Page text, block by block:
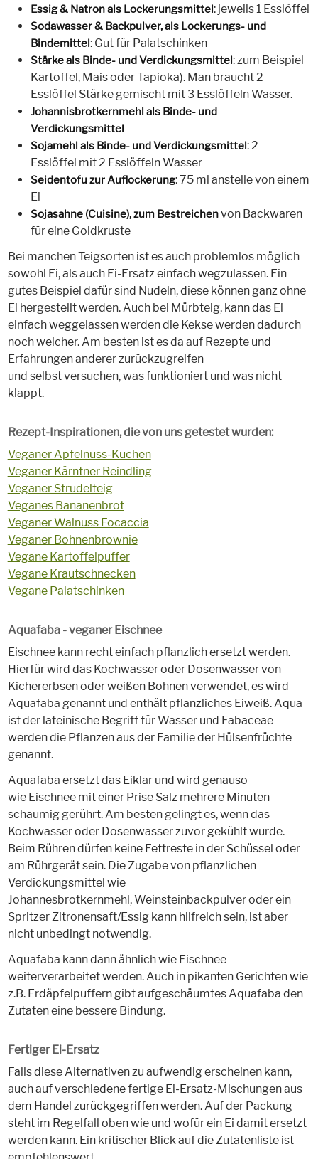
Essig & Natron als Lockerungsmittel: jeweils 1 Esslöffel
Sodawasser & Backpulver, als Lockerungs- und
Bindemittel: Gut für Palatschinken
Stärke als Binde- und Verdickungsmittel: zum Beispiel
Kartoffel, Mais oder Tapioka). Man braucht 2
Esslöffel Stärke gemischt mit 3 Esslöffeln Wasser.
Johannisbrotkernmehl als Binde- und
Verdickungsmittel
Sojamehl als Binde- und Verdickungsmittel: 2
Esslöffel mit 2 Esslöffeln Wasser
Seidentofu zur Auflockerung: 75 ml anstelle von einem
Ei
Sojasahne (Cuisine), zum Bestreichenvon Backwaren
für eine Goldkruste
Bei manchen Teigsorten ist es auch problemlos möglich
sowohl Ei, als auch Ei-Ersatz einfach wegzulassen. Ein
gutes Beispiel dafür sind Nudeln, diese können ganz ohne
Ei hergestellt werden. Auch bei Mürbteig, kann das Ei
einfach weggelassen werden die Kekse werden dadurch
noch weicher. Am besten ist es da auf Rezepte und
Erfahrungen anderer zurückzugreifen
und selbst versuchen, was funktioniert und was nicht
klappt.
Rezept-Inspirationen, die von uns getestet wurden:
Veganer Apfelnuss-Kuchen
Veganer Kärntner Reindling
Veganer Strudelteig
Veganes Bananenbrot
Veganer Walnuss Focaccia
Veganer Bohnenbrownie
Vegane Kartoffelpuffer
Vegane Krautschnecken
Vegane Palatschinken
Aquafaba - veganer Eischnee
Eischnee kann recht einfach pflanzlich ersetzt werden.
Hierfür wird das Kochwasser oder Dosenwasser von
Kichererbsen oder weißen Bohnen verwendet, es wird
Aquafaba genannt und enthält pflanzliches Eiweiß. Aqua
ist der lateinische Begriff für Wasser und Fabaceae
werden die Pflanzen aus der Familie der Hülsenfrüchte
genannt.
Aquafaba ersetzt das Eiklar und wird genauso
wie Eischnee mit einer Prise Salz mehrere Minuten
schaumig gerührt. Am besten gelingt es, wenn das
Kochwasser oder Dosenwasser zuvor gekühlt wurde.
Beim Rühren dürfen keine Fettreste in der Schüssel oder
am Rührgerät sein. Die Zugabe von pflanzlichen
Verdickungsmittel wie
Johannesbrotkernmehl, Weinsteinbackpulver oder ein
Spritzer Zitronensaft/Essig kann hilfreich sein, ist aber
nicht unbedingt notwendig.
Aquafaba kann dann ähnlich wie Eischnee
weiterverarbeitet werden. Auch in pikanten Gerichten wie
z.B. Erdäpfelpuffern gibt aufgeschäumtes Aquafaba den
Zutaten eine bessere Bindung.
Fertiger Ei-Ersatz
Falls diese Alternativen zu aufwendig erscheinen kann,
auch auf verschiedene fertige Ei-Ersatz-Mischungen aus
dem Handel zurückgegriffen werden. Auf der Packung
steht im Regelfall oben wie und wofür ein Ei damit ersetzt
werden kann. Ein kritischer Blick auf die Zutatenliste ist